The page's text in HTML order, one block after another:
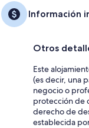
Información
Otros
Este
(es decir, una
negocio o
protección de
derecho de
establecida